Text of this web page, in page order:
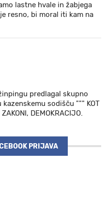
lastne hvale in žabjega
resno, bi moral iti kam na
predlagal skupno
sodišču """ KOT
DEMOKRACIJO.
PRIJAVA